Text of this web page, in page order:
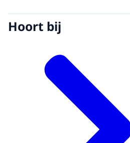
Hoort bij